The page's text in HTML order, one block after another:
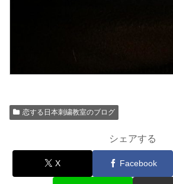
恋する日本刺繍教室のブログ
シェアする
X Facebook